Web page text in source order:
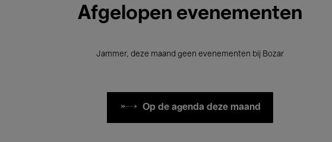
Afgelopen evenementen
Jammer, deze maand geen evenementen bij Bozar
Op de agenda deze maand